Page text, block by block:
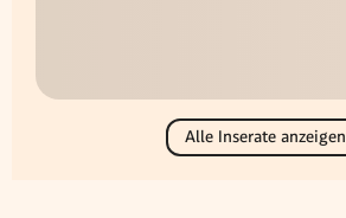
Alle Inserate anzeigen